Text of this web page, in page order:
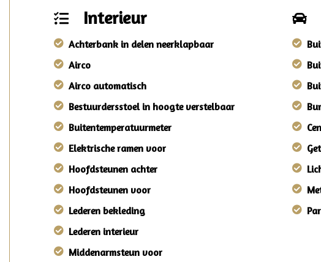
Interieur
Achterbank in delen neerklapbaar
Airco
Airco automatisch
Bestuurdersstoel in hoogte verstelbaar
Buitentemperatuurmeter
Elektrische ramen voor
Hoofdsteunen achter
Hoofdsteunen voor
Lederen bekleding
Lederen interieur
Middenarmsteun voor